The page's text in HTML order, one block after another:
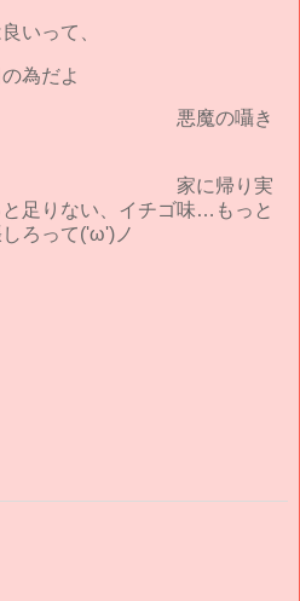
いって、
為だよ
囁き
り実
足りない、イチゴ味…もっと
ろって('ω')ノ